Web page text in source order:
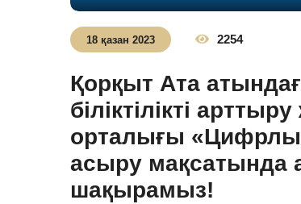
18 қазан 2023 2254
Қорқыт Ата
біліктілікті
орталығы
асыру мақсатында
шақырамыз!